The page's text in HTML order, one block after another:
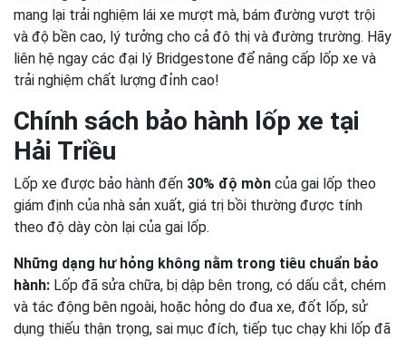
mang lại trải nghiệm lái xe mượt mà, bám đường vượt trội
và độ bền cao, lý tưởng cho cả đô thị và đường trường. Hãy
liên hệ ngay các đại lý Bridgestone để nâng cấp lốp xe và
trải nghiệm chất lượng đỉnh cao!
Chính sách bảo hành lốp xe tại
Hải Triều
Lốp xe được bảo hành đến 30% độ mòn của gai lốp theo
giám định của nhà sản xuất, giá trị bồi thường được tính
theo độ dày còn lại của gai lốp.
Những dạng hư hỏng không nằm trong tiêu chuẩn bảo
hành: Lốp đã sửa chữa, bị dập bên trong, có dấu cắt, chém
và tác động bên ngoài, hoặc hỏng do đua xe, đốt lốp, sử
dụng thiếu thận trọng, sai mục đích, tiếp tục chạy khi lốp đã